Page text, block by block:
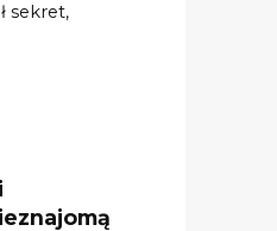
sekret,